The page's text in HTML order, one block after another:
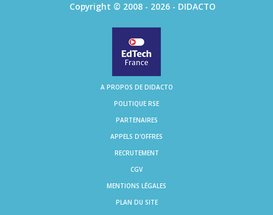
Copyright © 2008 - 2026 - DIDACTO
A PROPOS DE DIDACTO
POLITIQUE RSE
PARTENAIRES
APPELS D'OFFRES
RECRUTEMENT
CGV
MENTIONS LÉGALES
PLAN DU SITE